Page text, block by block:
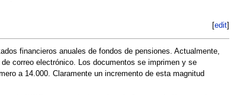
[edit]
financieros anuales de fondos de pensiones. Actualmente,
correo electrónico. Los documentos se imprimen y se
a 14.000. Claramente un incremento de esta magnitud